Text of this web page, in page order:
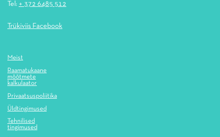
Tel: + 372 6485 512
Trükiviis Facebook
Meist
Raamatukaane
mõõtmete
kalkulaator
Privaatsuspoliitika
Üldtingimused
Tehnilised
tingimused